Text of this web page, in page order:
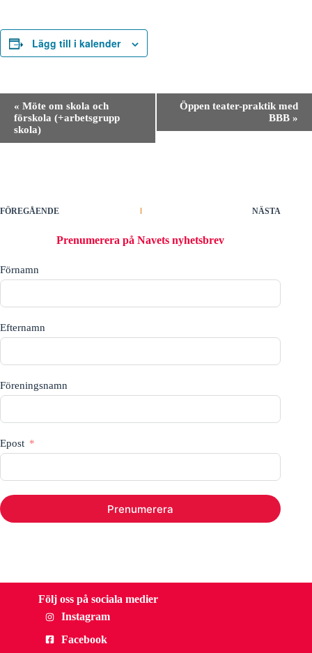
Lägg till i kalender
-
g
n
g
« Möte om skola och
förskola (+arbetsgrupp
skola)
Öppen teater-praktik med
BBB »
FÖREGÅENDE NÄSTA
Prenumerera på Navets nyhetsbrev
Förnamn
Efternamn
Föreningsnamn
Epost
Prenumerera
Följ oss på sociala medier
Instagram
Facebook